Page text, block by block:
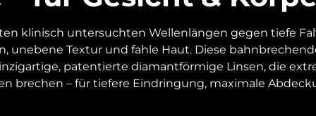
klinisch untersuchten Wellenlängen gegen tiefe
unebene Textur und fahle Haut. Diese
patentierte diamantförmige Linsen, die
brechen – für tiefere Eindringung, maximale